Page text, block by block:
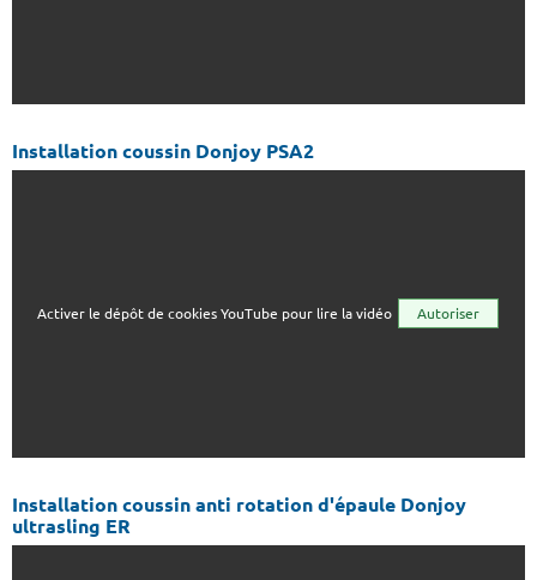
Installation coussin Donjoy PSA2
Activer le dépôt de cookies YouTube pour lire la vidéo Autoriser
Installation coussin anti rotation d'épaule Donjoy
ultrasling ER